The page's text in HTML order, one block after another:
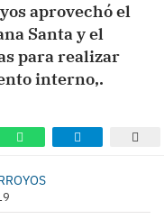
aprovechó el
Santa y el
para realizar
interno,.